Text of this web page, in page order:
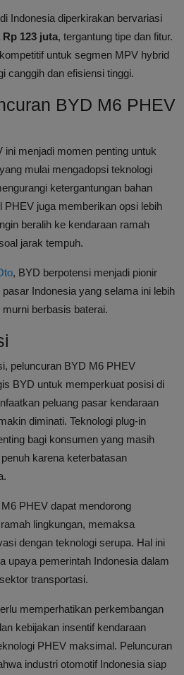
Indonesia diperkirakan bervariasi
123 juta, tergantung tipe dan fitur.
untuk segmen MPV hybrid
canggih dan efisiensi tinggi.
BYD M6 PHEV
menjadi momen penting untuk
mulai mengadopsi teknologi
ketergantungan bahan
PHEV juga memberikan opsi lebih
beralih ke kendaraan ramah
jarak tempuh.
, BYD berpotensi menjadi pionir
Indonesia yang selama ini lebih
berbasis baterai.
peluncuran BYD M6 PHEV
BYD untuk memperkuat posisi di
peluang pasar kendaraan
diminati. Teknologi plug-in
bagi konsumen yang masih
karena keterbatasan
PHEV dapat mendorong
lingkungan, memaksa
dengan teknologi serupa. Hal ini
upaya pemerintah Indonesia dalam
transportasi.
memperhatikan perkembangan
kebijakan insentif kendaraan
PHEV maksimal. Peluncuran
industri otomotif Indonesia siap